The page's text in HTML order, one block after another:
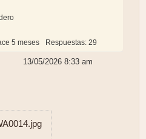
5 meses Respuestas: 29
13/05/2026 8:33 am